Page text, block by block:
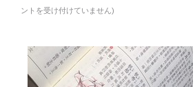
国
語
を
ントを受け付けていません)